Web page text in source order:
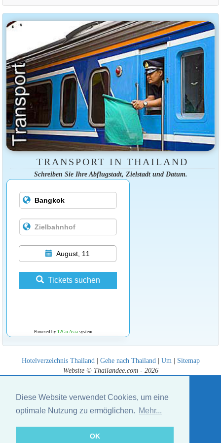
Diese Website verwendet Cookies, um eine
optimale Nutzung zu ermöglichen. Mehr...
OK
TRANSPORT IN THAILAND
Schreiben Sie Ihre Abflugstadt, Zielstadt und Datum.
August, 11
Tickets suchen
Powered by 12Go Asiasystem
Hotelverzeichnis Thailand | Gehe nach Thailand | Um | Sitemap
Website © Thailandee.com - 2026